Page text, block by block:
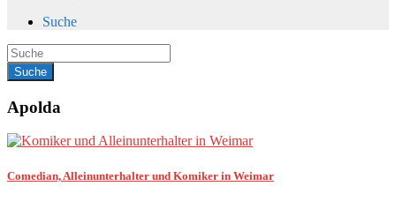
Suche
Apolda
Comedian, Alleinunterhalter und Komiker in Weimar